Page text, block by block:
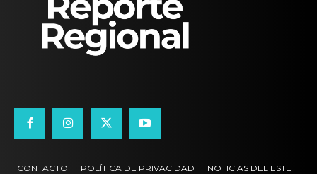
CONTACTO POLÍTICA DE PRIVACIDAD NOTICIAS DEL ESTE